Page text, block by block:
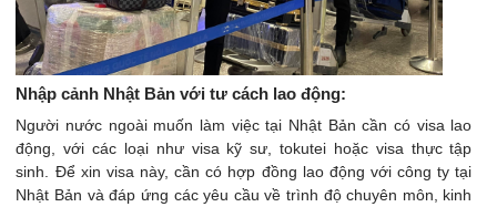
Nhập cảnh Nhật Bản với tư cách lao động:
Người nước ngoài muốn làm việc tại Nhật Bản cần có visa lao
động, với các loại như visa kỹ sư, tokutei hoặc visa thực tập
sinh. Để xin visa này, cần có hợp đồng lao động với công ty tại
Nhật Bản và đáp ứng các yêu cầu về trình độ chuyên môn, kinh